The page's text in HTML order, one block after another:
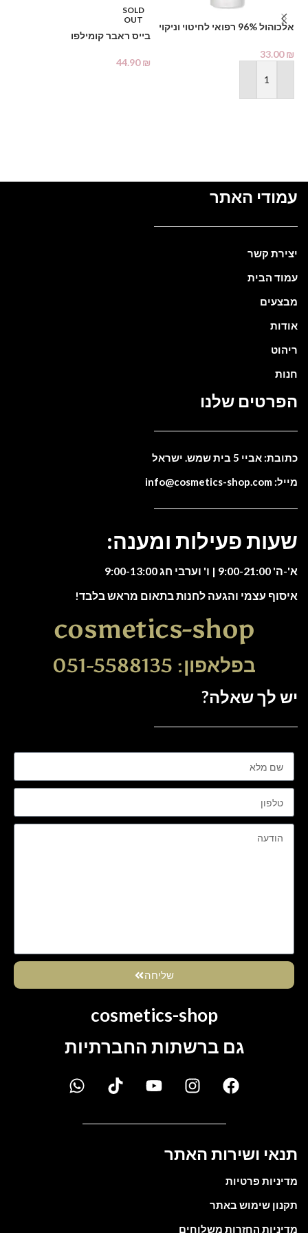
אלכוהול 96% רפואי לחיטוי וניקוי
Alcohol
33.00₪
הוספה לסל
SOLD
OUT
בייס ראבר קומילפו
44.90₪
עמודי האתר
יצירת קשר
עמוד הבית
מבצעים
אודות
ריהוט
חנות
הפרטים שלנו
כתובת: אביי 5 בית שמש. ישראל
מייל: info@cosmetics-shop.com
שעות פעילות ומענה:
א'-ה' 9:00-21:00 | ו' וערבי חג 9:00-13:00
איסוף עצמי והגעה לחנות בתאום מראש בלבד!
cosmetics-shop
בפלאפון: 051-5588135
יש לך שאלה?
שליחה
cosmetics-shop
גם ברשתות החברתיות
תנאי ושירות האתר
מדיניות פרטיות
תקנון שימוש באתר
מדיניות החזרות משלוחים